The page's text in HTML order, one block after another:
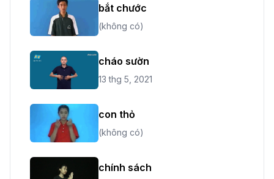
bắt chước
(không có)
cháo sườn
13 thg 5, 2021
con thỏ
(không có)
chính sách